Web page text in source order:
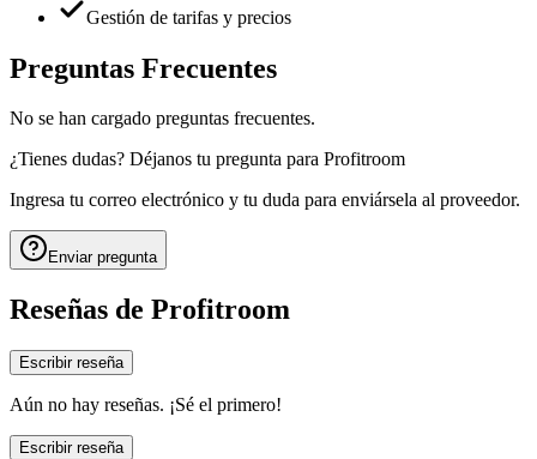
Gestión de tarifas y precios
Preguntas Frecuentes
No se han cargado preguntas frecuentes.
¿Tienes dudas? Déjanos tu pregunta para Profitroom
Ingresa tu correo electrónico y tu duda para enviársela al proveedor.
Enviar pregunta
Reseñas de Profitroom
Escribir reseña
Aún no hay reseñas. ¡Sé el primero!
Escribir reseña